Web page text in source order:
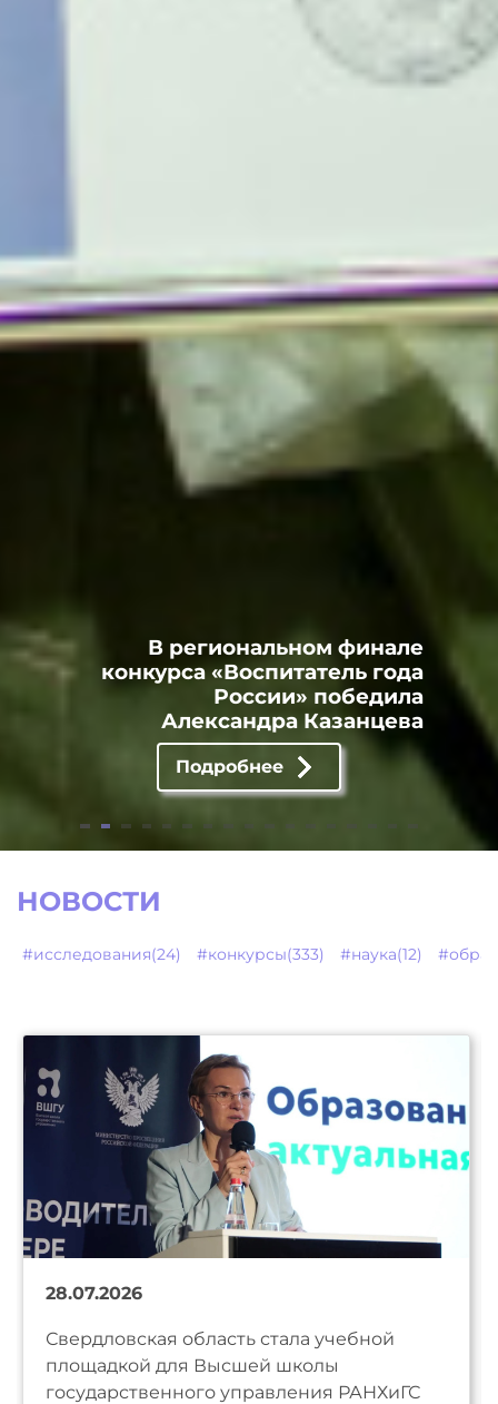
В региональном финале
конкурса «Воспитатель года
России» победила
Александра Казанцева
Подробнее
НОВОСТИ
#исследования(24) #конкурсы(333) #наука(12)
28.07.2026
Свердловская область стала учебной
площадкой для Высшей школы
государственного управления РАНХиГС